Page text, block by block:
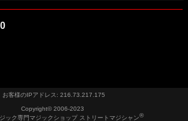
0
お客様のIPアドレス: 216.73.217.175
Copyright© 2006-2023
ック専門マジックショップ ストリートマジシャン®